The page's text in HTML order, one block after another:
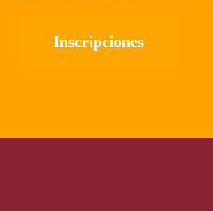
Inscripciones